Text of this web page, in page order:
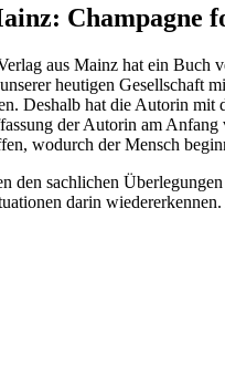
Champagne
aus Mainz hat ein Buch
heutigen Gesellschaft
Deshalb hat die Autorin mit
der Autorin am Anfang
wodurch der Mensch
den sachlichen
darin